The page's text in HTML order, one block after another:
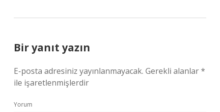
Bir yanıt yazın
E-posta adresiniz yayınlanmayacak. Gerekli alanlar*
ile işaretlenmişlerdir
Yorum